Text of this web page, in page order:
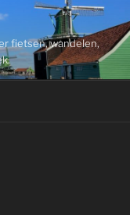
fietsen, wandelen,